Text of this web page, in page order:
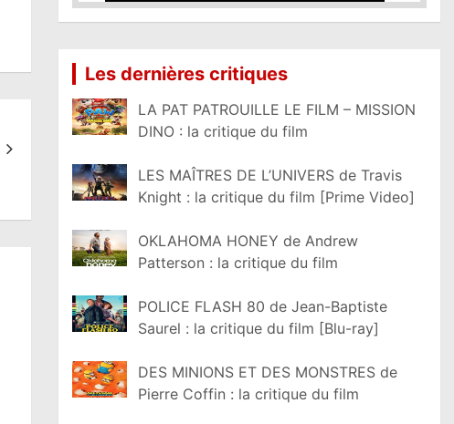
Les dernières critiques
LA PAT PATROUILLE LE FILM – MISSION
DINO : la critique du film
LES MAÎTRES DE L’UNIVERS de Travis
Knight : la critique du film [Prime Video]
OKLAHOMA HONEY de Andrew
Patterson : la critique du film
POLICE FLASH 80 de Jean-Baptiste
Saurel : la critique du film [Blu-ray]
DES MINIONS ET DES MONSTRES de
Pierre Coffin : la critique du film